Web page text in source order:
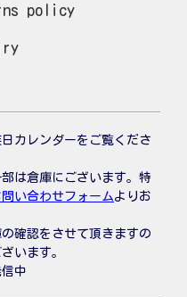
policy
カレンダーをご覧くださ
は倉庫にございます。特
問い合わせフォームよりお
確認をさせて頂きますの
います。
中